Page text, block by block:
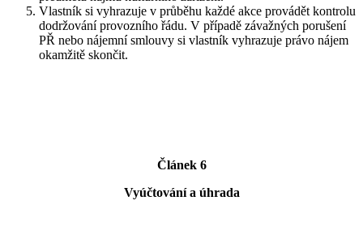
Vlastník si vyhrazuje v průběhu každé akce provádět kontrolu
dodržování provozního řádu. V případě závažných porušení
PŘ nebo nájemní smlouvy si vlastník vyhrazuje právo nájem
okamžitě skončit.
Článek 6
Vyúčtování a úhrada